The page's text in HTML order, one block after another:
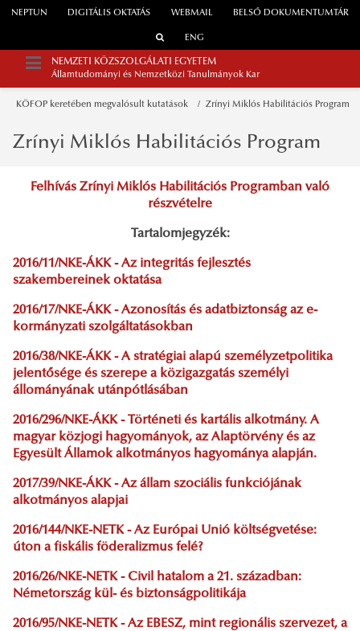
WEBMAIL
NEPTUN DIGITÁLIS OKTATÁS BELSŐ DOKUMENTUMTÁR
ENG
NEMZETI KÖZSZOLGÁLATI EGYETEM
Államtudományi és Nemzetközi Tanulmányok Kar
KÖFOP keretében megvalósult kutatások Zrínyi Miklós Habilitációs Program
Zrínyi Miklós Habilitációs Program
Felhívás Zrínyi Miklós Habilitációs Programban való
részvételre
Tartalomjegyzék:
2016/11/NKE-ÁKK - Az integritás fejlesztés
szakembereinek oktatása
2016/17/NKE-ÁKK - Azonosítás és adatbiztonság az e-
kormányzati szolgáltatásokban
2016/38/NKE-ÁKK - A stratégiai alapú személyzetpolitika
jelentősége és szerepe a közigazgatás személyi
állományának utánpótlásában
2016/296/NKE-ÁKK - Történeti és kartális alkotmány. A
magyar közjogi hagyományok, az Alaptörvény és az
Egyesült Államok alkotmányos hagyománya alapján.
2017/39/NKE-ÁKK - Az állam szociális funkciójának
alkotmányos alapjai
2016/144/NKE-NETK - Az Európai Unió költségvetése:
úton a fiskális föderalizmus felé?
2016/26/NKE-NETK - Civil hatalom a 21. században:
Németország kül- és biztonságpolitikája
2016/95/NKE-NETK - Az EBESZ, mint regionális szervezet, a